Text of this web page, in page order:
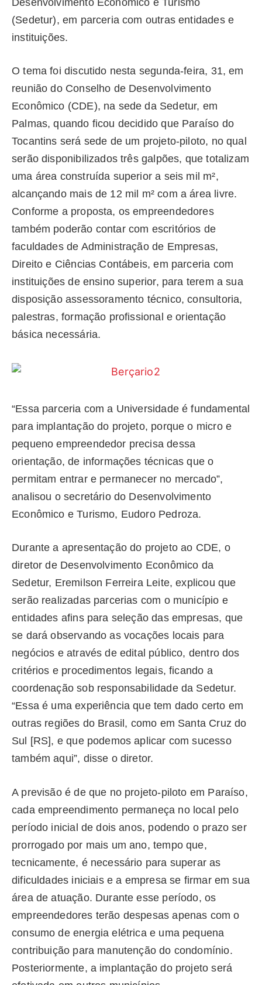
(Sedetur), em parceria com outras entidades e
instituições.
O tema foi discutido nesta segunda-feira, 31, em
reunião do Conselho de Desenvolvimento
Econômico (CDE), na sede da Sedetur, em
Palmas, quando ficou decidido que Paraíso do
Tocantins será sede de um projeto-piloto, no qual
serão disponibilizados três galpões, que totalizam
uma área construída superior a seis mil m²,
alcançando mais de 12 mil m² com a área livre.
Conforme a proposta, os empreendedores
também poderão contar com escritórios de
faculdades de Administração de Empresas,
Direito e Ciências Contábeis, em parceria com
instituições de ensino superior, para terem a sua
disposição assessoramento técnico, consultoria,
palestras, formação profissional e orientação
básica necessária.
“Essa parceria com a Universidade é fundamental
para implantação do projeto, porque o micro e
pequeno empreendedor precisa dessa
orientação, de informações técnicas que o
permitam entrar e permanecer no mercado”,
analisou o secretário do Desenvolvimento
Econômico e Turismo, Eudoro Pedroza.
Durante a apresentação do projeto ao CDE, o
diretor de Desenvolvimento Econômico da
Sedetur, Eremilson Ferreira Leite, explicou que
serão realizadas parcerias com o município e
entidades afins para seleção das empresas, que
se dará observando as vocações locais para
negócios e através de edital público, dentro dos
critérios e procedimentos legais, ficando a
coordenação sob responsabilidade da Sedetur.
“Essa é uma experiência que tem dado certo em
outras regiões do Brasil, como em Santa Cruz do
Sul [RS], e que podemos aplicar com sucesso
também aqui”, disse o diretor.
A previsão é de que no projeto-piloto em Paraíso,
cada empreendimento permaneça no local pelo
período inicial de dois anos, podendo o prazo ser
prorrogado por mais um ano, tempo que,
tecnicamente, é necessário para superar as
dificuldades iniciais e a empresa se firmar em sua
área de atuação. Durante esse período, os
empreendedores terão despesas apenas com o
consumo de energia elétrica e uma pequena
contribuição para manutenção do condomínio.
Posteriormente, a implantação do projeto será